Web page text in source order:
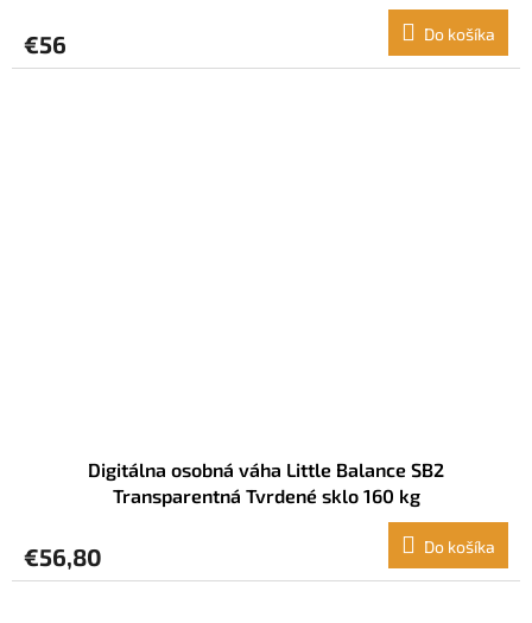
€56 Do košíka
Digitálna osobná váha Little Balance SB2
Transparentná Tvrdené sklo 160 kg
€56,80 Do košíka